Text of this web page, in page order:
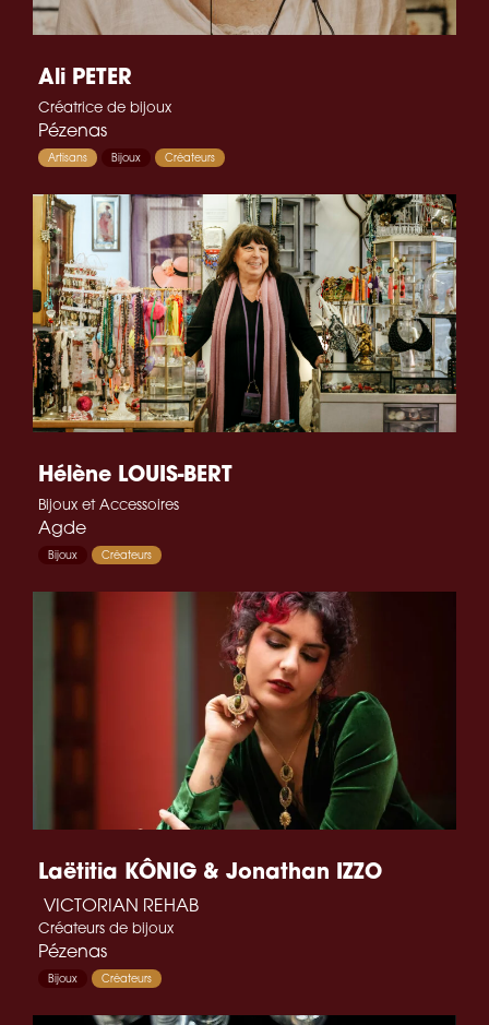
Ali PETER
Créatrice de bijoux
Pézenas
Artisans Bijoux Créateurs
Hélène LOUIS-BERT
Bijoux et Accessoires
Agde
Bijoux Créateurs
Laëtitia KÔNIG & Jonathan IZZO
VICTORIAN REHAB
Créateurs de bijoux
Pézenas
Bijoux Créateurs